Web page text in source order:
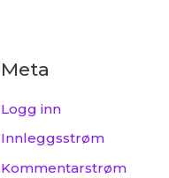
Meta
Logg inn
Innleggsstrøm
Kommentarstrøm